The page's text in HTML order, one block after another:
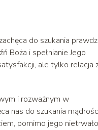
do szukania
Boża i spełnianie Jego
ale tylko relacja
i rozważnym w
nas do szukania
pomimo jego